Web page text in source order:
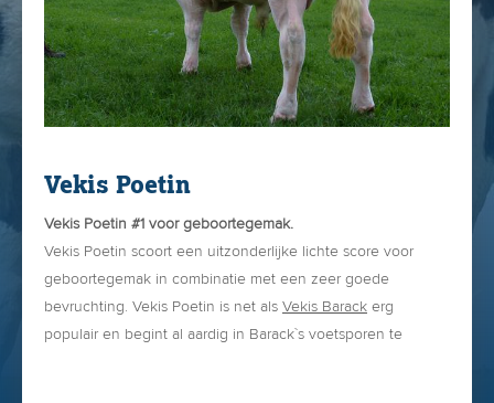
Vekis Poetin
Vekis Poetin #1 voor geboortegemak.
Vekis Poetin scoort een uitzonderlijke lichte score voor
geboortegemak in combinatie met een zeer goede
bevruchting. Vekis Poetin is net als Vekis Barack erg
populair en begint al aardig in Barack`s voetsporen te